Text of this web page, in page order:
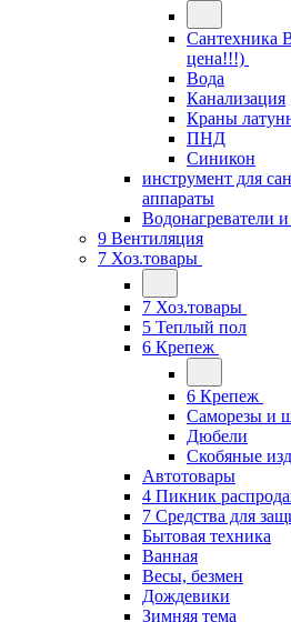
Сантехника
цена!!!)
Вода
Канализация
Краны
ПНД
Синикон
инструмент для
аппараты
Водонагреватели
9 Вентиляция
7 Хоз.товары
7 Хоз.товары
5 Теплый пол
6 Крепеж
6 Крепеж
Саморезы и
Дюбели
Скобяные
Автотовары
4 Пикник
7 Средства для
Бытовая техника
Ванная
Весы, безмен
Дождевики
Зимняя тема